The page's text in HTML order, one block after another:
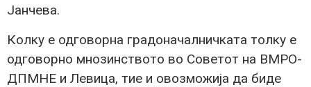
Јанчева.
Колку е одговорна градоначалничката толку е
одговорно мнозинството во Советот на ВМРО-
ДПМНЕ и Левица, тие и овозможија да биде